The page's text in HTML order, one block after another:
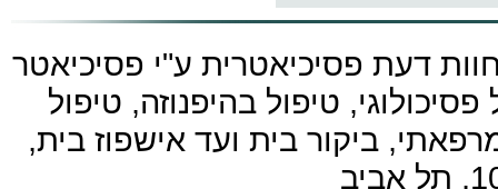
דעת פסיכיאטרית ע"י פסיכיאטר
טיפול בהיפנוזה, טיפול
ביקור בית ועד אישפוז בית,